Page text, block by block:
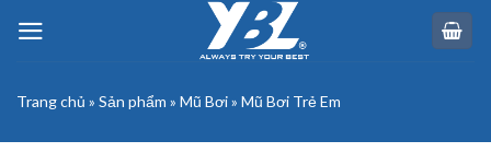
Trang chủ » Sản phẩm » Mũ Bơi» Mũ Bơi Trẻ Em